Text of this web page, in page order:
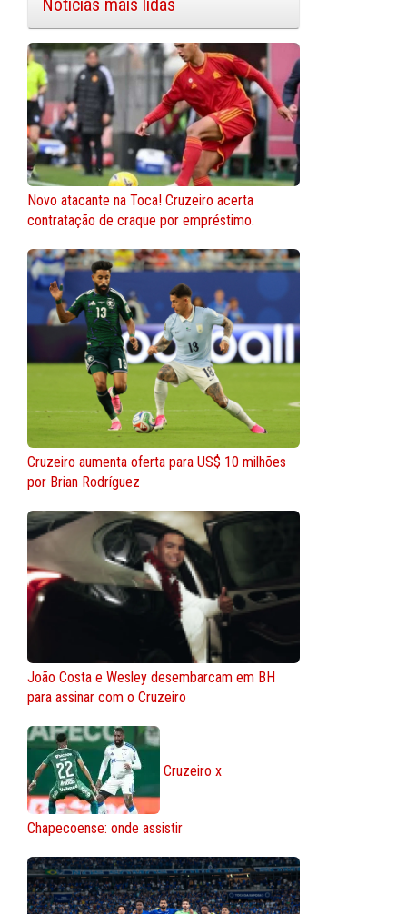
Notícias mais lidas
Novo atacante na Toca! Cruzeiro acerta
contratação de craque por empréstimo.
Cruzeiro aumenta oferta para US$ 10 milhões
por Brian Rodríguez
João Costa e Wesley desembarcam em BH
para assinar com o Cruzeiro
Cruzeiro x
Chapecoense: onde assistir